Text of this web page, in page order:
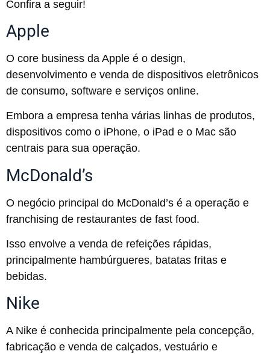
Confira a seguir!
Apple
O core business da Apple é o design,
desenvolvimento e venda de dispositivos eletrônicos
de consumo, software e serviços online.
Embora a empresa tenha várias linhas de produtos,
dispositivos como o iPhone, o iPad e o Mac são
centrais para sua operação.
McDonald’s
O negócio principal do McDonald’s é a operação e
franchising de restaurantes de fast food.
Isso envolve a venda de refeições rápidas,
principalmente hambúrgueres, batatas fritas e
bebidas.
Nike
A Nike é conhecida principalmente pela concepção,
fabricação e venda de calçados, vestuário e